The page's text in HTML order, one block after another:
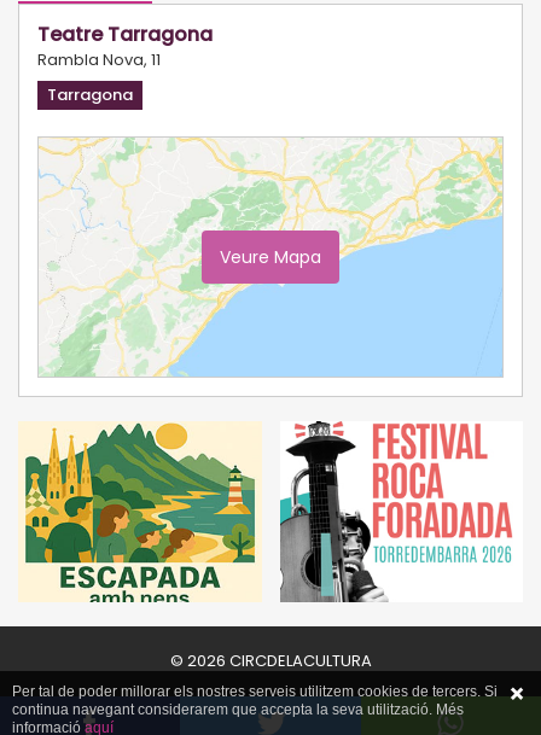
Teatre Tarragona
Rambla Nova, 11
Tarragona
Veure Mapa
© 2026 CIRCDELACULTURA
Per tal de poder millorar els nostres serveis utilitzem cookies de tercers. Si
continua navegant considerarem que accepta la seva utilització. Més
informacióaquí